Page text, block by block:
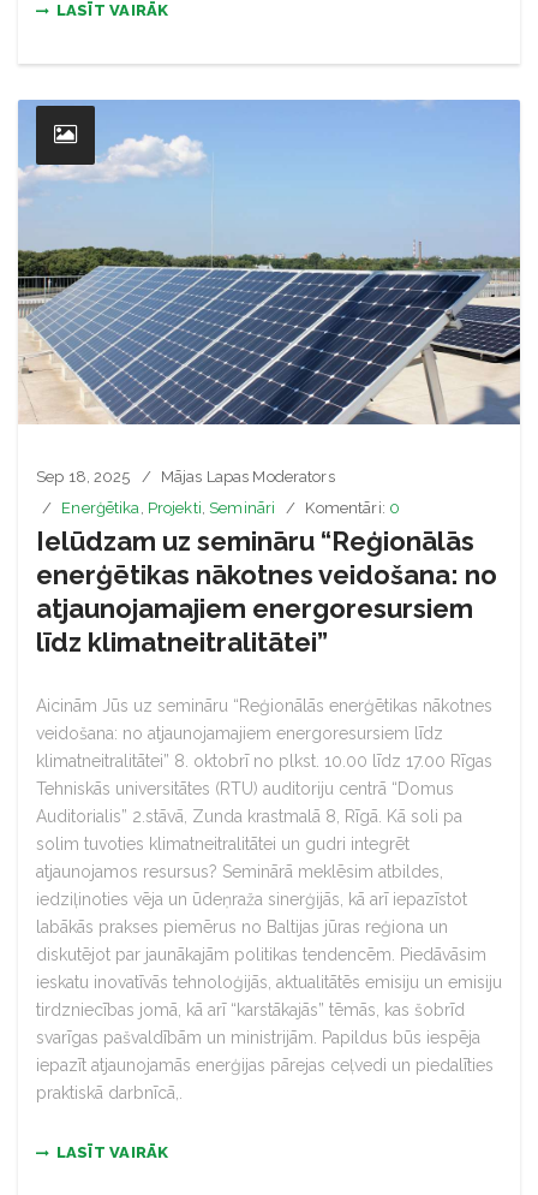
LASĪT VAIRĀK
Sep 18, 2025
Mājas Lapas Moderators
Enerģētika, Projekti, Semināri Komentāri: 0
Ielūdzam uz semināru “Reģionālās
enerģētikas nākotnes veidošana: no
atjaunojamajiem energoresursiem
līdz klimatneitralitātei”
Aicinām Jūs uz semināru “Reģionālās enerģētikas nākotnes
veidošana: no atjaunojamajiem energoresursiem līdz
klimatneitralitātei” 8. oktobrī no plkst. 10.00 līdz 17.00 Rīgas
Tehniskās universitātes (RTU) auditoriju centrā “Domus
Auditorialis” 2.stāvā, Zunda krastmalā 8, Rīgā. Kā soli pa
solim tuvoties klimatneitralitātei un gudri integrēt
atjaunojamos resursus? Seminārā meklēsim atbildes,
iedziļinoties vēja un ūdeņraža sinerģijās, kā arī iepazīstot
labākās prakses piemērus no Baltijas jūras reģiona un
diskutējot par jaunākajām politikas tendencēm. Piedāvāsim
ieskatu inovatīvās tehnoloģijās, aktualitātēs emisiju un emisiju
tirdzniecības jomā, kā arī “karstākajās” tēmās, kas šobrīd
svarīgas pašvaldībām un ministrijām. Papildus būs iespēja
iepazīt atjaunojamās enerģijas pārejas ceļvedi un piedalīties
praktiskā darbnīcā,.
LASĪT VAIRĀK